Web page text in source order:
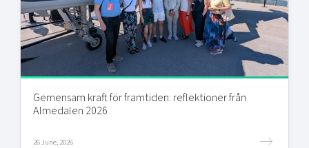
Gemensam kraft för framtiden: reflektioner från
Almedalen 2026
26 June, 2026